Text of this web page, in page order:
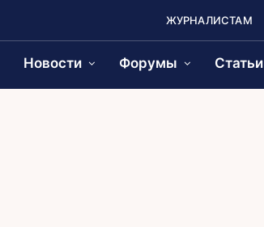
ЖУРНАЛИСТАМ
Новости Форумы Статьи